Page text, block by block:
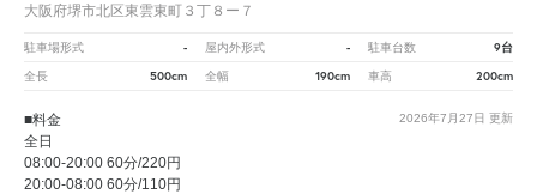
大阪府堺市北区東雲東町３丁８ー７
駐車場形式 - 屋内外形式 - 駐車台数 9台
全長 500cm 全幅 190cm 車高 200cm
2026年7月27日 更新
■料金
全日
08:00-20:00 60分/220円
20:00-08:00 60分/110円